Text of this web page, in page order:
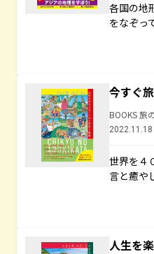
各国の地
をなぞっ
今すぐ
BOOKS 旅
2022.11.18
世界を４
言と癒や
人生を